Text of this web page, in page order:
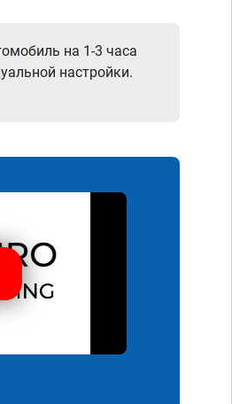
на 1-3 часа
настройки.